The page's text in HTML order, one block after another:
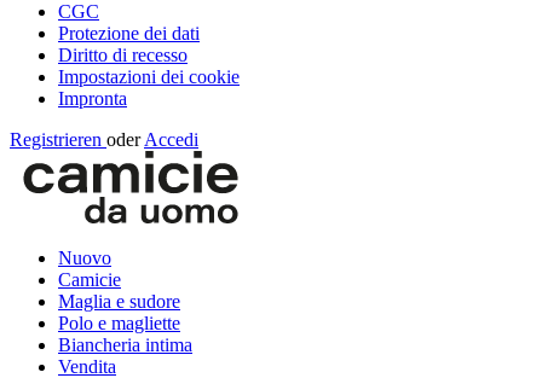
CGC
Protezione dei dati
Diritto di recesso
Impostazioni dei cookie
Impronta
Registrieren oder Accedi
Nuovo
Camicie
Maglia e sudore
Polo e magliette
Biancheria intima
Vendita